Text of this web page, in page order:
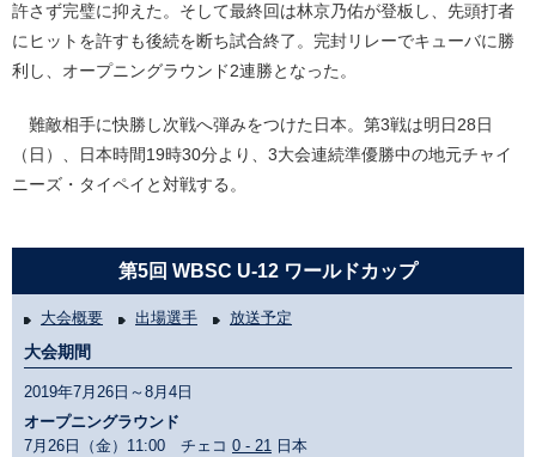
許さず完璧に抑えた。そして最終回は林京乃佑が登板し、先頭打者
にヒットを許すも後続を断ち試合終了。完封リレーでキューバに勝
利し、オープニングラウンド2連勝となった。
難敵相手に快勝し次戦へ弾みをつけた日本。第3戦は明日28日
（日）、日本時間19時30分より、3大会連続準優勝中の地元チャイ
ニーズ・タイペイと対戦する。
第5回 WBSC U-12 ワールドカップ
大会概要 出場選手 放送予定
大会期間
2019年7月26日～8月4日
オープニングラウンド
7月26日（金）11:00 チェコ 0 - 21 日本